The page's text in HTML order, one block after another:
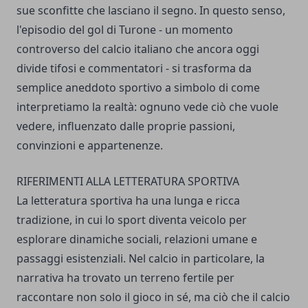
sue sconfitte che lasciano il segno. In questo senso,
l'episodio del gol di Turone - un momento
controverso del calcio italiano che ancora oggi
divide tifosi e commentatori - si trasforma da
semplice aneddoto sportivo a simbolo di come
interpretiamo la realtà: ognuno vede ciò che vuole
vedere, influenzato dalle proprie passioni,
convinzioni e appartenenze.
RIFERIMENTI ALLA LETTERATURA SPORTIVA
La letteratura sportiva ha una lunga e ricca
tradizione, in cui lo sport diventa veicolo per
esplorare dinamiche sociali, relazioni umane e
passaggi esistenziali. Nel calcio in particolare, la
narrativa ha trovato un terreno fertile per
raccontare non solo il gioco in sé, ma ciò che il calcio